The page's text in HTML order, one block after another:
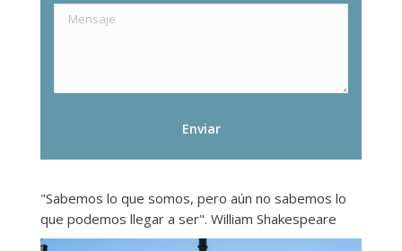
"Sabemos lo que somos, pero aún no sabemos lo
que podemos llegar a ser". William Shakespeare